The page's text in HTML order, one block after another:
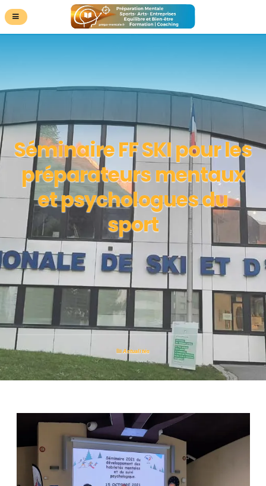
Séminaire FF SKI pour les
préparateurs mentaux
et psychologues du
sport
Actualités